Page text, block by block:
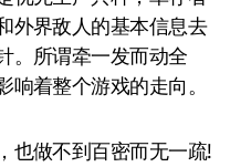
外界敌人的基本信息去
。所谓牵一发而动全
着整个游戏的走向。
做不到百密而无一疏!